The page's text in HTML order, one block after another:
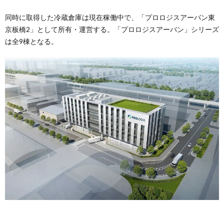
同時に取得した冷蔵倉庫は現在稼働中で、「プロロジスアーバン東
京板橋2」として所有・運営する。「プロロジスアーバン」シリーズ
は全9棟となる。